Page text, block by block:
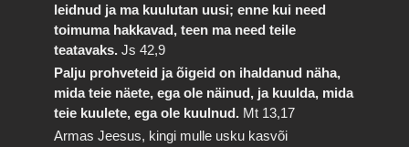
leidnud ja ma kuulutan uusi; enne kui need
toimuma hakkavad, teen ma need teile
teatavaks.Js 42,9
Palju prohveteid ja õigeid on ihaldanud näha,
mida teie näete, ega ole näinud, ja kuulda, mida
teie kuulete, ega ole kuulnud. Mt 13,17
Armas Jeesus, kingi mulle usku kasvõi